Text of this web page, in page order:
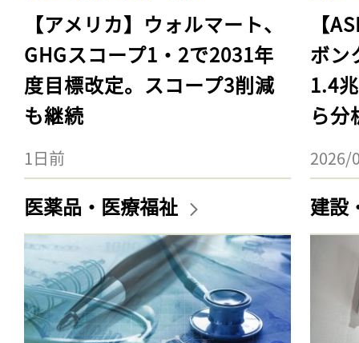
【アメリカ】ウォルマート、
GHGスコープ1・2で2031年
度目標改定。スコープ3削減
も継続
1日前
【
ボン
1.4
ら分
2026/
医薬品・医療福祉 建設